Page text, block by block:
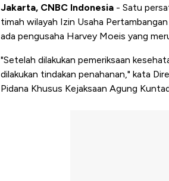
Jakarta, CNBC Indonesia - Satu
timah wilayah Izin Usaha
ada pengusaha Harvey Moeis yang
"Setelah dilakukan pemeriksaan
dilakukan tindakan penahanan," kata
Pidana Khusus Kejaksaan Agung